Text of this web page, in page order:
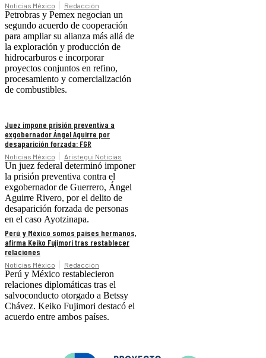
Noticias México Redacción
Petrobras y Pemex negocian un
segundo acuerdo de cooperación
para ampliar su alianza más allá de
la exploración y producción de
hidrocarburos e incorporar
proyectos conjuntos en refino,
procesamiento y comercialización
de combustibles.
Juez impone prisión preventiva a
exgobernador Ángel Aguirre por
desaparición forzada: FGR
Noticias México Aristegui Noticias
Un juez federal determinó imponer
la prisión preventiva contra el
exgobernador de Guerrero, Ángel
Aguirre Rivero, por el delito de
desaparición forzada de personas
en el caso Ayotzinapa.
Perú y México somos países hermanos,
afirma Keiko Fujimori tras restablecer
relaciones
Noticias México Redacción
Perú y México restablecieron
relaciones diplomáticas tras el
salvoconducto otorgado a Betssy
Chávez. Keiko Fujimori destacó el
acuerdo entre ambos países.